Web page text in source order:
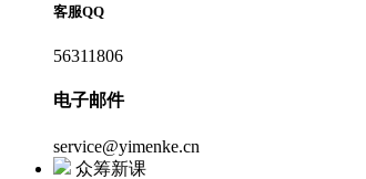
客服QQ
56311806
电子邮件
service@yimenke.cn
众筹新课